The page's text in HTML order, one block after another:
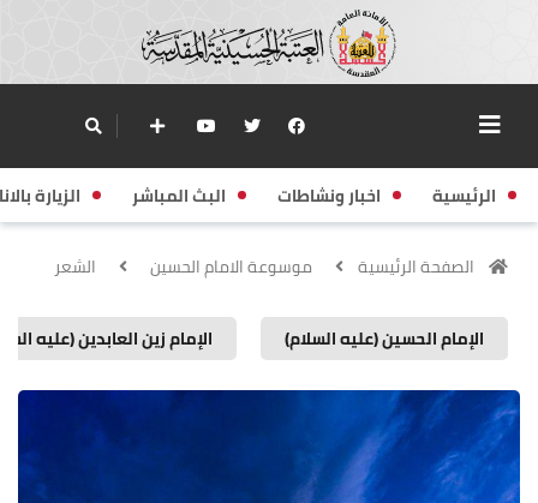
الرئيسية اخبار ونشاطات البث المباشر الزيارة
الصفحة الرئيسية موسوعة الامام الحسين الشعر
الإمام الحسين (عليه السلام) الإمام زين العابدين (عليه